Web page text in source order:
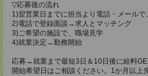
▽応募後の流れ
1)翌営業日までに担当より電話・メールで
2)電話で登録面談→求人とマッチング
3)ご希望の施設で、職場見学
4)就業決定→勤務開始
応募→就業まで最短3日＆10日後に給料
開始希望日はご相談ください。1か月以上